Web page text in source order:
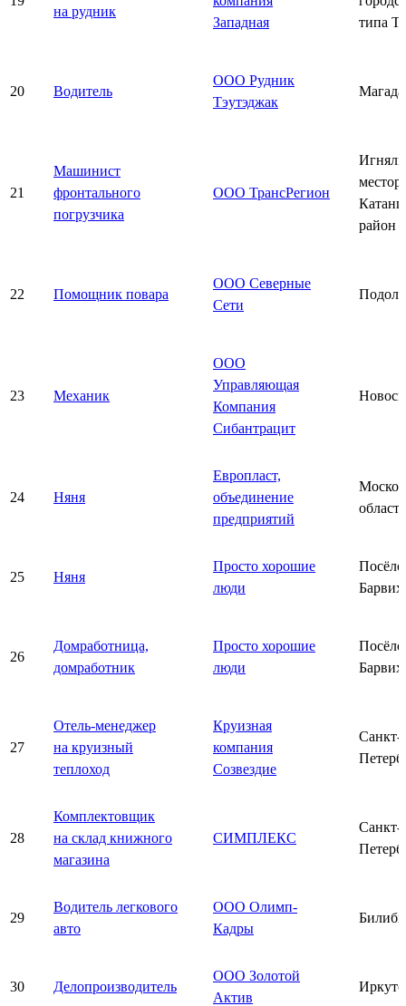
на рудник
Западная
типа
20 Водитель
ООО Рудник
Тэутэджак
21
Машинист
фронтального
погрузчика
ООО ТрансРегион
район
22 Помощник повара
ООО Северные
Сети
23 Механик
ООО
Управляющая
Компания
Сибантрацит
24 Няня
Европласт,
объединение
предприятий
область
25 Няня
Просто хорошие
люди
26
Домработница,
домработник
Просто хорошие
люди
27
Отель-менеджер
на круизный
теплоход
Круизная
компания
Созвездие
Санкт-
28
Комплектовщик
на склад книжного
магазина
СИМПЛЕКС
Санкт-
29
Водитель легкового
авто
ООО Олимп-
Кадры
30 Делопроизводитель
ООО Золотой
Актив